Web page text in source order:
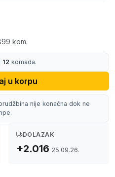
kom.
12 komada.
u korpu
nije konačna dok ne
DOLAZAK
+2.016 25.09.26.